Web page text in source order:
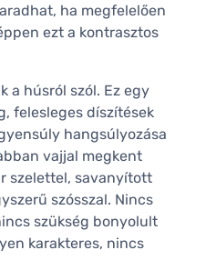
ha megfelelően
ezt a kontrasztos
a húsról szól. Ez egy
felesleges díszítések
hangsúlyozása
vajjal megkent
szelettel, savanyított
szósszal. Nincs
szükség bonyolult
karakteres, nincs